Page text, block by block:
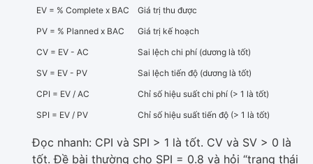
EV = % Complete x BAC
Giá trị thu được
PV = % Planned x BAC
Giá trị kế hoạch
CV = EV - AC
Sai lệch chi phí (dương là tốt)
SV = EV - PV
Sai lệch tiến độ (dương là tốt)
CPI = EV / AC
Chỉ số hiệu suất chi phí (> 1 là tốt)
SPI = EV / PV
Chỉ số hiệu suất tiến độ (> 1 là tốt)
Đọc nhanh: CPI và SPI > 1 là tốt. CV và SV > 0 là
tốt. Đề bài thường cho SPI = 0.8 và hỏi “trạng thái